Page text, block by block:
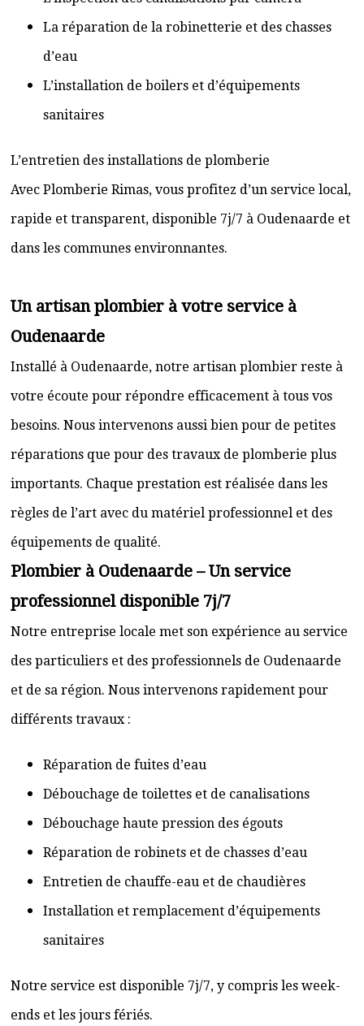
La réparation de la robinetterie et des chasses
d’eau
L’installation de boilers et d’équipements
sanitaires
L’entretien des installations de plomberie
Avec Plomberie Rimas, vous profitez d’un service local,
rapide et transparent, disponible 7j/7 à Oudenaarde et
dans les communes environnantes.
Un artisan plombier à votre service à
Oudenaarde
Installé à Oudenaarde, notre artisan plombier reste à
votre écoute pour répondre efficacement à tous vos
besoins. Nous intervenons aussi bien pour de petites
réparations que pour des travaux de plomberie plus
importants. Chaque prestation est réalisée dans les
règles de l’art avec du matériel professionnel et des
équipements de qualité.
Plombier à Oudenaarde – Un service
professionnel disponible 7j/7
Notre entreprise locale met son expérience au service
des particuliers et des professionnels de Oudenaarde
et de sa région. Nous intervenons rapidement pour
différents travaux :
Réparation de fuites d’eau
Débouchage de toilettes et de canalisations
Débouchage haute pression des égouts
Réparation de robinets et de chasses d’eau
Entretien de chauffe-eau et de chaudières
Installation et remplacement d’équipements
sanitaires
Notre service est disponible 7j/7, y compris les week-
ends et les jours fériés.